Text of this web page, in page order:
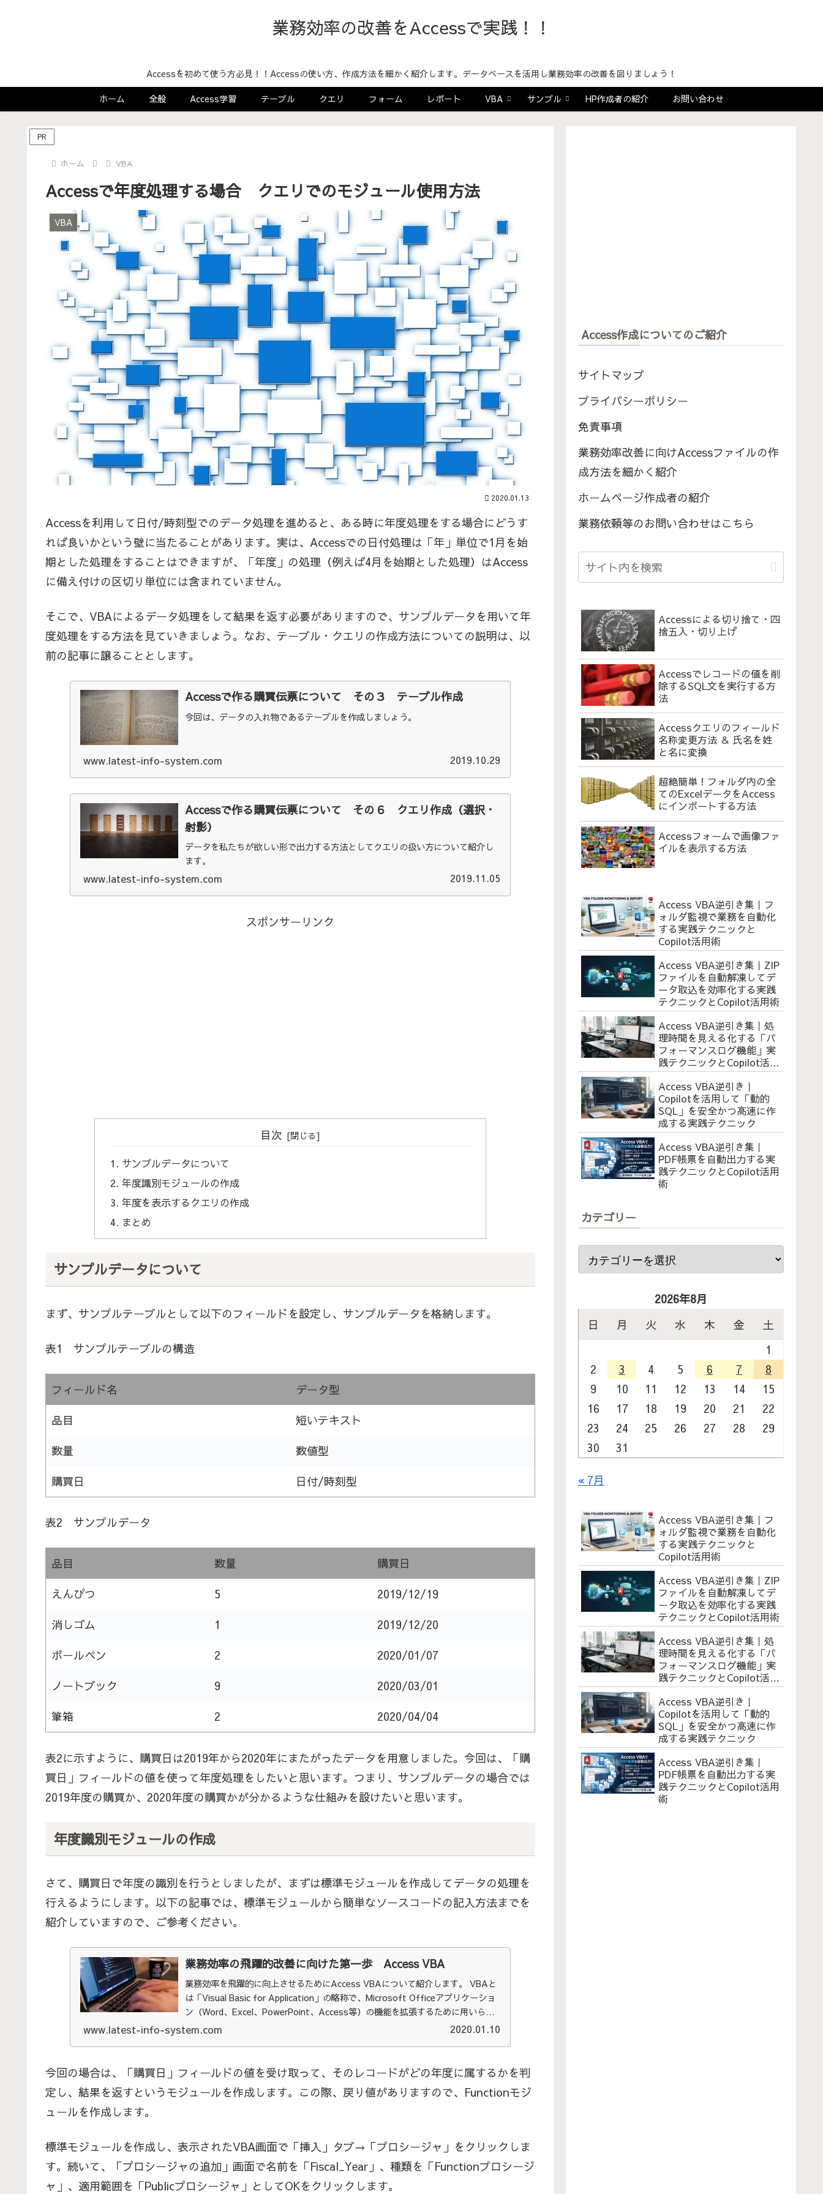
業務効率の改善をAccessで実践！！
Accessを初めて使う方必見！！Accessの使い方、作成方法を細かく紹介します。データベースを活用し業務効率の改善を図りましょう！
ホーム 全般 Access学習 テーブル クエリ フォーム レポート VBA サンプル HP作成者の紹介 お問い合わせ
PR
ホーム VBA
Accessで年度処理する場合 クエリでのモジュール使用方法
VBA
2020.01.13
Accessを利用して日付/時刻型でのデータ処理を進めると、ある時に年度処理をする場合にどうす
れば良いかという壁に当たることがあります。実は、Accessでの日付処理は「年」単位で1月を始
期とした処理をすることはできますが、「年度」の処理（例えば4月を始期とした処理）はAccess
に備え付けの区切り単位には含まれていません。
そこで、VBAによるデータ処理をして結果を返す必要がありますので、サンプルデータを用いて年
度処理をする方法を見ていきましょう。なお、テーブル・クエリの作成方法についての説明は、以
前の記事に譲ることとします。
Accessで作る購買伝票について その３ テーブル作成
今回は、データの入れ物であるテーブルを作成しましょう。
www.latest-info-system.com 2019.10.29
Accessで作る購買伝票について その６ クエリ作成（選択・
射影）
データを私たちが欲しい形で出力する方法としてクエリの扱い方について紹介し
ます。
www.latest-info-system.com 2019.11.05
スポンサーリンク
目次
サンプルデータについて
年度識別モジュールの作成
年度を表示するクエリの作成
まとめ
サンプルデータについて
まず、サンプルテーブルとして以下のフィールドを設定し、サンプルデータを格納します。
表1 サンプルテーブルの構造
フィールド名
データ型
品目
短いテキスト
数量
数値型
購買日
日付/時刻型
表2 サンプルデータ
品目 数量
購買日
えんぴつ
5
2019/12/19
消しゴム
1
2019/12/20
ボールペン
2
2020/01/07
ノートブック
9
2020/03/01
筆箱
2 2020/04/04
表2に示すように、購買日は2019年から2020年にまたがったデータを用意しました。今回は、「購
買日」フィールドの値を使って年度処理をしたいと思います。つまり、サンプルデータの場合では
2019年度の購買か、2020年度の購買かが分かるような仕組みを設けたいと思います。
年度識別モジュールの作成
さて、購買日で年度の識別を行うとしましたが、まずは標準モジュールを作成してデータの処理を
行えるようにします。以下の記事では、標準モジュールから簡単なソースコードの記入方法までを
紹介していますので、ご参考ください。
業務効率の飛躍的改善に向けた第一歩 Access VBA
業務効率を飛躍的に向上させるためにAccess VBAについて紹介します。 VBAと
は「Visual Basic for Application」の略称で、Microsoft Officeアプリケーショ
ン（Word、Excel、PowerPoint、Access等）の機能を拡張するために用いられ
ます。 一度VBAでソースコードを作成しておけば、ルーチン的な操作はVBAで実
www.latest-info-system.com 2020.01.10
今回の場合は、「購買日」フィールドの値を受け取って、そのレコードがどの年度に属するかを判
定し、結果を返すというモジュールを作成します。この際、戻り値がありますので、Functionモジ
ュールを作成します。
標準モジュールを作成し、表示されたVBA画面で「挿入」タブ→「プロシージャ」をクリックしま
す。続いて、「プロシージャの追加」画面で名前を「Fiscal_Year」、種類を「Functionプロシージ
ャ」、適用範囲を「Publicプロシージャ」としてOKをクリックします。
Access作成についてのご紹介
サイトマップ
プライバシーポリシー
免責事項
業務効率改善に向けAccessファイルの作
成方法を細かく紹介
ホームページ作成者の紹介
業務依頼等のお問い合わせはこちら
Accessによる切り捨て・四
捨五入・切り上げ
Accessでレコードの値を削
除するSQL文を実行する方
法
Accessクエリのフィールド
名称変更方法 ＆ 氏名を姓
と名に変換
超絶簡単！フォルダ内の全
てのExcelデータをAccess
にインポートする方法
Accessフォームで画像ファ
イルを表示する方法
Access VBA逆引き集｜フ
ォルダ監視で業務を自動化
する実践テクニックと
Copilot活用術
Access VBA逆引き集｜ZIP
ファイルを自動解凍してデ
ータ取込を効率化する実践
テクニックとCopilot活用術
Access VBA逆引き集｜処
理時間を見える化する「パ
フォーマンスログ機能」実
践テクニックとCopilot活用
術
Access VBA逆引き｜
Copilotを活用して「動的
SQL」を安全かつ高速に作
成する実践テクニック
Access VBA逆引き集｜
PDF帳票を自動出力する実
践テクニックとCopilot活用
術
カテゴリー
2026年8月
日
月 火 水 木 金
土
1
2
3 4 5 6 7
8
9
10 11 12 13 14
15
16
17 18 19 20 21
22
23
24 25 26 27 28
29
30
31
« 7月
Access VBA逆引き集｜フ
ォルダ監視で業務を自動化
する実践テクニックと
Copilot活用術
Access VBA逆引き集｜ZIP
ファイルを自動解凍してデ
ータ取込を効率化する実践
テクニックとCopilot活用術
Access VBA逆引き集｜処
理時間を見える化する「パ
フォーマンスログ機能」実
践テクニックとCopilot活用
術
Access VBA逆引き｜
Copilotを活用して「動的
SQL」を安全かつ高速に作
成する実践テクニック
Access VBA逆引き集｜
PDF帳票を自動出力する実
践テクニックとCopilot活用
術